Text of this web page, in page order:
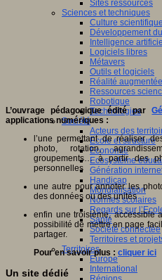
Sites ressources
Sciences et techniques
Culture scientifique
Développement
Intelligence
Logiciels libres
Métavers
Outils et logiciels
Réalité augmentée
Ressources
Robotique
Technologies
Société
Acteurs des
Ecole et structure
Economie
Ecosystème
Génération
Handicap
Mondialisation
Normes scolaires
Regards sur
Santé
Société connectée
Territoires et
Territoires
Europe
International
L’ouvrage pédagogique édité par
applications numériques :
l’une permettant de réaliser
photo, rotation,
groupements… à partir des
personnelles
une autre pour annoter les
des données ou des unités
enfin une troisième, accessible
possibilité de mettre en page
partager.
Pour en savoir plus : cliquer ici
Un site dédié